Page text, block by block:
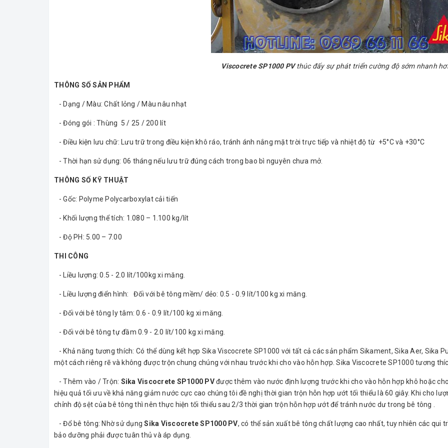
Viscocrete SP1000 PVthúc đấy sự phát triển cường độ sớm nhanh
THÔNG SỐ SẢN PHẨM
- Dạng / Màu: Chất lỏng / Màu nâu nhạt
- Đóng gói : Thùng 5 / 25 / 200 lít
- Điều kiện lưu chữ: Lưu trữ trong điều kiện khô ráo, tránh ánh nắng mặt trời trực tiếp và nhiệt độ từ +5°C và +30°C
- Thời hạn sử dụng: 06 tháng nếu lưu trữ đúng cách trong bao bì nguyên chưa mở.
THÔNG SỐ KỸ THUẬT
- Gốc: Polyme Polycarboxylat cải tiến
- Khối lượng thể tích: 1.080 – 1.100 kg/lít
- Độ PH: 5.00 – 7.00
THI CÔNG
- Liều lượng: 0.5 - 2.0 lít/100kg xi măng.
- Liều lượng điển hình: Đối với bê tông mềm/ dẻo: 0.5 - 0.9 lít/100 kg xi măng.
- Đối với bê tông ly tâm: 0.6 - 0.9 lít/100 kg xi măng.
- Đối với bê tông tự đầm 0.9 - 2.0 lít/100 kg xi măng.
- Khả năng tương thích: Có thể dùng kết hợp Sika Viscocrete SP1000 với tất cả các sản phẩm Sikament, Sika Aer, Sika
một cách riêng rẽ và không được trộn chung chúng với nhau trước khi cho vào hỗn hợp. Sika Viscocrete SP1000 tương
- Thêm vào / Trộn: Sika Viscocrete SP1000 PVđược thêm vào nước định lượng trước khi cho vào hỗn hợp khô hoặc
hiệu quả tối ưu về khả năng giảm nước cực cao chúng tôi đề nghị thời gian trộn hỗn hợp ướt tối thiểu là 60 giây. Khi cho
chỉnh độ sệt của bê tông thì nên thực hiện tối thiểu sau 2/3 thời gian trộn hỗn hợp ướt để tránh nước dư trong bê tông .
- Đổ bê tông: Nhờ sử dụng Sika Viscocrete SP1000 PV, có thể sản xuất bê tông chất lượng cao nhất, tuy nhiên các qui
bảo dưỡng phải được tuân thủ và áp dụng.